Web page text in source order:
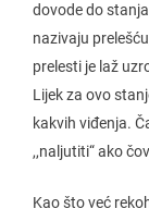
dovode do
nazivaju
prelesti je laž
Lijek za ovo
kakvih viđenja.
,,naljutiti“ ako
Kao što već